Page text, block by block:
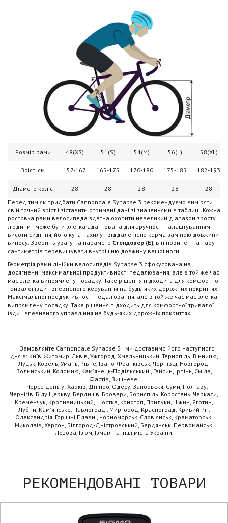
Розмір рами 48(XS) 51(S) 54(M) 56(L) 58(XL)
Зріст, см 157-167 165-175 170-180 175-185 182-193
Діаметр коліс 28 28 28 28
28
Перед тим як придбати Cannondale Synapse 3 рекомендуємо виміряти
свій точний зріст і зіставити отримані дані зі значеннями в таблиці. Кожна
ростовка рами велосипеда здатна охопити невеликий діапазон зросту
людини і може бути злегка адаптована для зручності налаштуванням
висоти сидіння, його кута нахилу і віддаленістю керма заміною довжини
виносу. Зверніть увагу на параметр Стендовер (E) , він повинен на пару
сантиметрів перевищувати внутрішню довжину вашої ноги.
Геометрія рами лінійки велосипедів Synapse 3 сфокусована на
досягненні максимальної продуктивності педалювання, але в той же час
має злегка випрямлену посадку. Таке рішення підходить для комфортної
тривалої їзди і впевненого керування на будь-яких дорожних покриттях.
Максімальної продуктивності педалювання, але в той же час має злегка
випрямлену посадку. Таке рішення підходить для комфортної тривалої
їзди і впевненого управління на будь-яких дорожніх покриттях.
Замовляйте Cannondale Synapse 3 і ми доставимо його наступного
дня в: Київ, Житомир, Львів, Ужгород, Хмельницький, Тернопіль, Вінницю,
Луцьк, Ковель, Умань, Рівне, Івано-Франківськ, Чернівці, Новгород-
Волинський, Коломию, Кам'янець-Подільський , Гайсин, Ірпінь, Сміла,
Фастів, Вишневе.
Через день у: Харків, Дніпро, Одесу, Запоріжжя, Суми, Полтаву,
Чернігів, Білу Церкву, Бердичів, Бровари, Бориспіль, Коростень, Черкаси,
Кременчук, Кропивницький, Шостка, Конотоп, Прилуки, Ніжин, Яготин,
Лубни, Кам'янське, Павлоград , Миргород, Красноград, Кривий Ріг,
Олександрія, Горішні Плавні, Чорноморськ, Слов'янськ, Краматорськ,
Миколаїв, Херсон, Білгород-Дністровський, Бердянськ, Первомайськ,
Лозова, Ізюм, Ізмаїл та інші міста України.
РЕКОМЕНДОВАНІ ТОВАРИ